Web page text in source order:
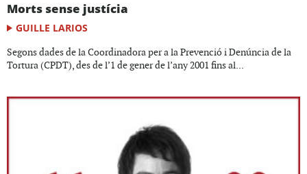
Morts sense justícia
GUILLE LARIOS
Segons dades de la Coordinadora per a la Prevenció i Denúncia de la
Tortura (CPDT), des de l’1 de gener de l’any 2001 fins al...